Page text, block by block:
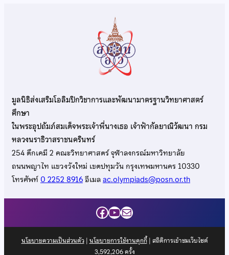
มูลนิธิส่งเสริมโอลิมปิกวิชาการและพัฒนามาตรฐานวิทยาศาสตร์
ศึกษา
ในพระอุปถัมภ์สมเด็จพระเจ้าพี่นางเธอ เจ้าฟ้ากัลยาณิวัฒนา กรม
หลวงนราธิวาสราชนครินทร์
254 ตึกเคมี 2 คณะวิทยาศาสตร์ จุฬาลงกรณ์มหาวิทยาลัย
ถนนพญาไท แขวงวังใหม่ เขตปทุมวัน กรุงเทพมหานคร 10330
โทรศัพท์0 2252 8916อีเมลac.olympiads@posn.or.th
Facebook
YouTube
Mail
นโยบายความเป็นส่วนตัว| นโยบายการใช้งานคุกกี้| สถิติการเข้าชมเว็บไซต์
3,592,206ครั้ง